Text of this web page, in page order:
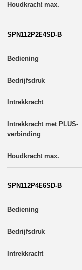
SPN112P2E4SD-B
SPN112P4E6SD-B